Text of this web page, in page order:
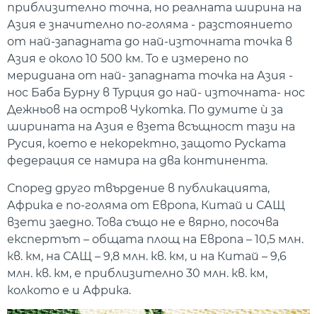
приблизително точна, но реалната ширина на
Азия е значително по-голяма - разстоянието
от най-западната до най-източната точка в
Азия е около 10 500 км. То е измерено по
меридиана от най- западната точка на Азия -
нос Баба Бурну в Турция до най- източната- нос
Дежньов на остров Чукотка. По думите ѝ за
ширината на Азия е взета всъщност тази на
Русия, което е некоректно, защото Руската
федерация се намира на два континента.
Според друго твърдение в публикацията,
Африка е по-голяма от Европа, Китай и САЩ
взети заедно. Това също не е вярно, посочва
експертът – общата площ на Европа – 10,5 млн.
кв. км, на САЩ – 9,8 млн. кв. км, и на Китай – 9,6
млн. кв. км, е приблизително 30 млн. кв. км,
колкото е и Африка.